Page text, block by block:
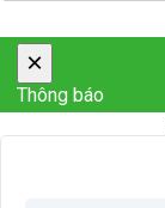
×
Thông báo